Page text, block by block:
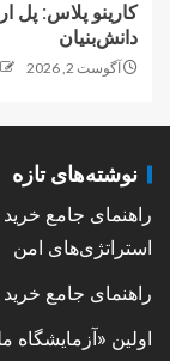
کارینو پلاس: پل
دانش‌بنیان
آگوست 2, 2026
نوشته‌های تازه
راهنمای جامع خرید
استراتژی‌های امن
راهنمای جامع خرید
اولین